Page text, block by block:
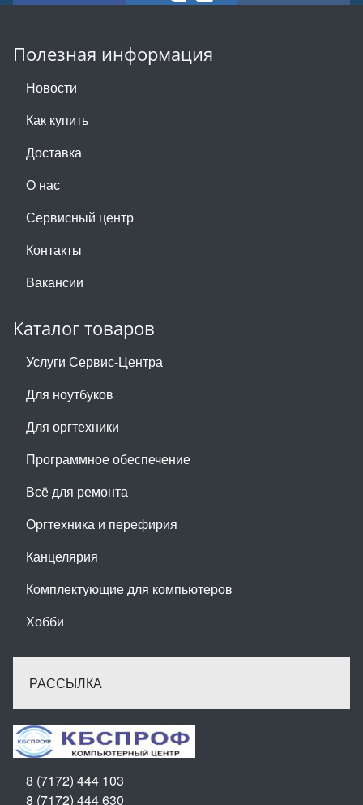
Полезная информация
Новости
Как купить
Доставка
О нас
Сервисный центр
Контакты
Вакансии
Каталог товаров
Услуги Сервис-Центра
Для ноутбуков
Для оргтехники
Программное обеспечение
Всё для ремонта
Оргтехника и перефирия
Канцелярия
Комплектующие для компьютеров
Хобби
РАССЫЛКА
8 (7172) 444 103
8 (7172) 444 630